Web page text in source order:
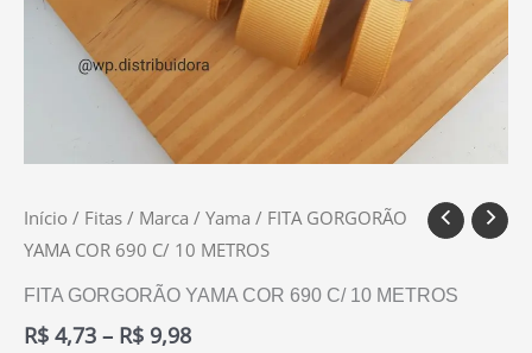
Início / Fitas / Marca / Yama / FITA GORGORÃO
YAMA COR 690 C/ 10 METROS
FITA GORGORÃO YAMA COR 690 C/ 10 METROS
R$ 4,73 – R$ 9,98